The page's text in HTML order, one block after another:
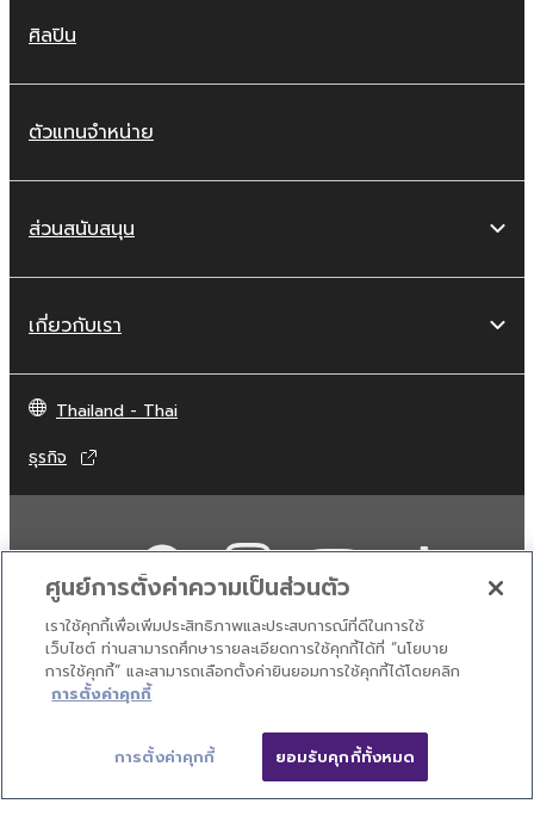
ศิลปิน
ตัวแทนจำหน่าย
ส่วนสนับสนุน
เกี่ยวกับเรา
Thailand - Thai
ธุรกิจ
ติดต่อเรา
© Yamaha Corporation.
ศูนย์การตั้งค่าความเป็นส่วนตัว
เราใช้คุกกี้เพื่อเพิ่มประสิทธิภาพและประสบการณ์ที่ดีในการใช้
เว็บไซต์ ท่านสามารถศึกษารายละเอียดการใช้คุกกี้ได้ที่ “นโยบาย
การใช้คุกกี้” และสามารถเลือกตั้งค่ายินยอมการใช้คุกกี้ได้โดยคลิก
การตั้งค่าคุกกี้
การตั้งค่าคุกกี้ ยอมรับคุกกี้ทั้งหมด